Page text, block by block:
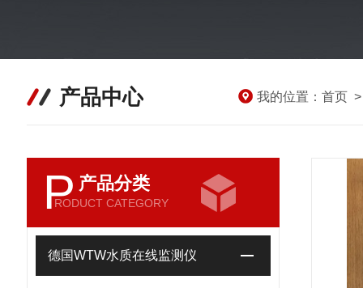
产品中心 我的位置： 首页
P 产品分类
RODUCT CATEGORY
德国WTW水质在线监测仪